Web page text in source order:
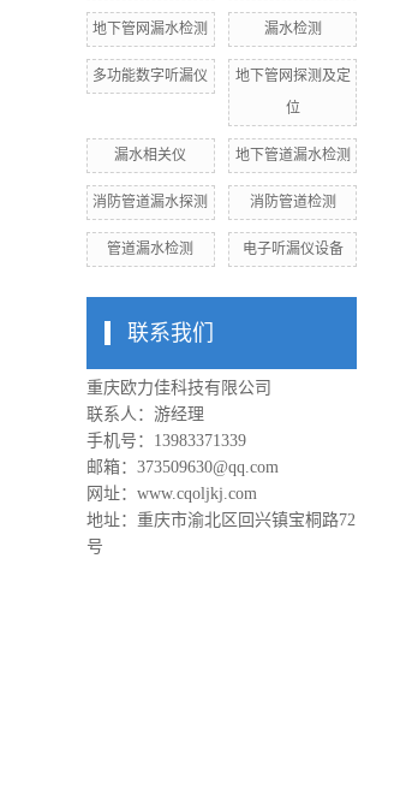
地下管网漏水检测 漏水检测
多功能数字听漏仪
地下管网探测及定
位
漏水相关仪 地下管道漏水检测
消防管道漏水探测 消防管道检测
管道漏水检测 电子听漏仪设备
联系我们
重庆欧力佳科技有限公司
联系人：游经理
手机号：13983371339
邮箱：373509630@qq.com
网址： www.cqoljkj.com
地址：重庆市渝北区回兴镇宝桐路72
号